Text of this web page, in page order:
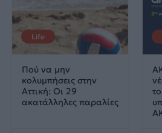
Life
Πού να μην
κολυμπήσεις στην
Αττική: Οι 29
ακατάλληλες παραλίες